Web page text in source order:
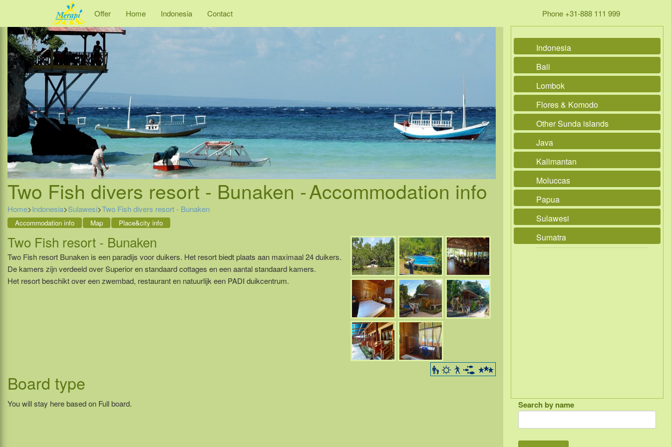
Offer Home Indonesia Contact Phone +31-888 111 999
Two Fish divers resort - Bunaken -Accommodation info
Home>Indonesia>Sulawesi>Two Fish divers resort - Bunaken
Accommodation info Map Place&city info
Two Fish resort - Bunaken
Two Fish resort Bunaken is een paradijs voor duikers. Het resort biedt plaats aan maximaal 24 duikers.
De kamers zijn verdeeld over Superior en standaard cottages en een aantal standaard kamers.
Het resort beschikt over een zwembad, restaurant en natuurlijk een PADI duikcentrum.
Board type
You will stay here based on Full board.
Indonesia
Bali
Lombok
Flores & Komodo
Other Sunda islands
Java
Kalimantan
Moluccas
Papua
Sulawesi
Sumatra
Search by name